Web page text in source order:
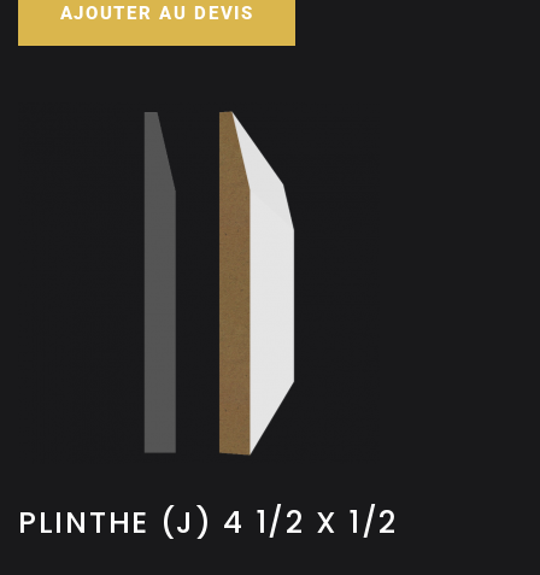
AJOUTER AU DEVIS
PLINTHE (J) 4 1/2 X 1/2